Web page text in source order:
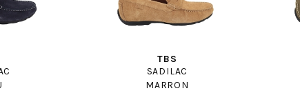
TBS
SADILAC
MARRON